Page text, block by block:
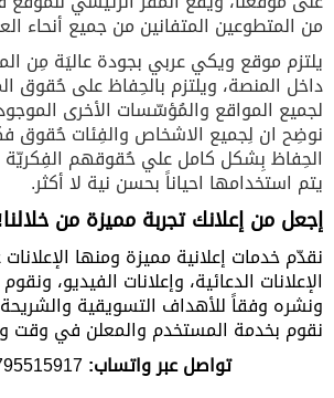
من المتطوعين المتفانين من جميع أنحاء
يلتزم موقع ويكي عربي بجودة عاليَة مِن
داخل المنصة، ويلتزم بالحِفاظ على حُقوق
لجميع المواقع والمُؤسّسات الأخرى
نوضِح ان لِجميع الاشخاص والفِئات حُقوق
الحِفاظ بِشكل كامل علي حُقوقهم الفِكريّة
يتم استخدامها احياناً بحسن نية لا أكثر.
إجعل من إعلانك تجربة مميزة من
نقدّم خدمات إعلانية مميزة ومنها
الإعلانات الدعائية، وإعلانات الفيديو، ونقوم
ونشره وفقاًللأهداف التسويقية
نقوم بخدمة المستخدم والمعلن في وقت
تواصل عبر واتساب: